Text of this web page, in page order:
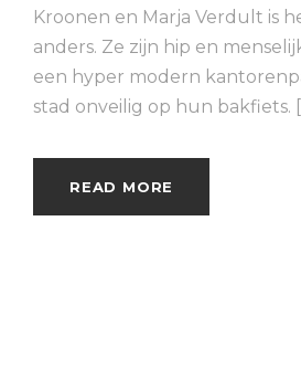
Kroonen en Marja Verdult is
anders. Ze zijn hip en
een hyper modern
stad onveilig op hun bakfiets.
READ MORE